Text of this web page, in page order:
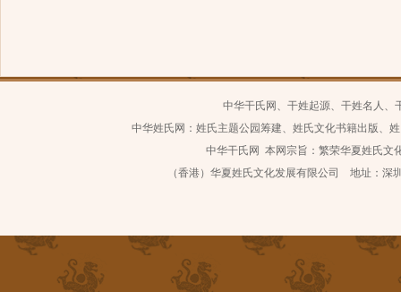
中华干氏网、干姓起源、干姓名人、
中华姓氏网：姓氏主题公园筹建、姓氏文化书籍出版、
中华干氏网 本网宗旨：繁荣华夏姓氏文
（香港）华夏姓氏文化发展有限公司 地址：